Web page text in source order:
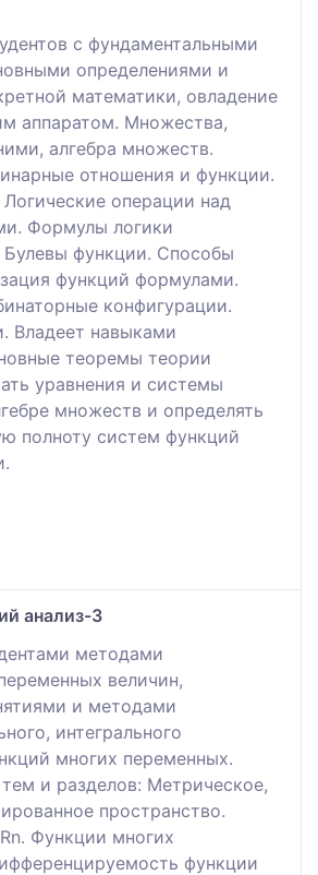
с фундаментальными
определениями и
математики, овладение
аппаратом. Множества,
алгебра множеств.
отношения и функции.
операции над
Формулы логики
Булевы функции. Способы
функций формулами.
конфигурации.
Владеет навыками
теоремы теории
уравнения и системы
множеств и определять
полноту систем функций
анализ-3
методами
величин,
и методами
интегрального
многих переменных.
и разделов: Метрическое,
пространство.
Функции многих
функции